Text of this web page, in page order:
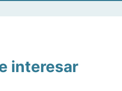
interesar